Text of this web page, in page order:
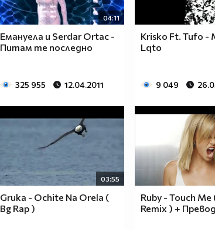
04:11
Емануела и Serdar Ortac -
Питам те последнo
325 955 12.04.2011
Krisko Ft. Tufo -
Lqto
9 049
03:55
Gruka - Ochite Na Orela (
Bg Rap )
Ruby - Touch Me
Remix ) + Превод